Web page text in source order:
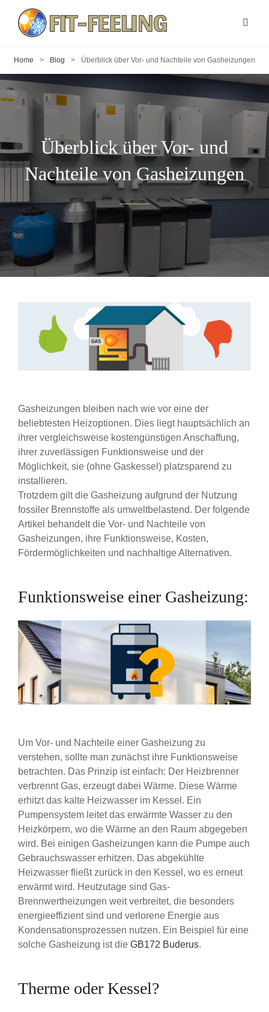
Home > Blog > Überblick über Vor- und Nachteile von Gasheizungen
Überblick über Vor- und
Nachteile von Gasheizungen
Gasheizungen bleiben nach wie vor eine der
beliebtesten Heizoptionen. Dies liegt hauptsächlich an
ihrer vergleichsweise kostengünstigen Anschaffung,
ihrer zuverlässigen Funktionsweise und der
Möglichkeit, sie (ohne Gaskessel) platzsparend zu
installieren.
Trotzdem gilt die Gasheizung aufgrund der Nutzung
fossiler Brennstoffe als umweltbelastend. Der folgende
Artikel behandelt die Vor- und Nachteile von
Gasheizungen, ihre Funktionsweise, Kosten,
Fördermöglichkeiten und nachhaltige Alternativen.
Funktionsweise einer Gasheizung:
Um Vor- und Nachteile einer Gasheizung zu
verstehen, sollte man zunächst ihre Funktionsweise
betrachten. Das Prinzip ist einfach: Der Heizbrenner
verbrennt Gas, erzeugt dabei Wärme. Diese Wärme
erhitzt das kalte Heizwasser im Kessel. Ein
Pumpensystem leitet das erwärmte Wasser zu den
Heizkörpern, wo die Wärme an den Raum abgegeben
wird. Bei einigen Gasheizungen kann die Pumpe auch
Gebrauchswasser erhitzen. Das abgekühlte
Heizwasser fließt zurück in den Kessel, wo es erneut
erwärmt wird. Heutzutage sind Gas-
Brennwertheizungen weit verbreitet, die besonders
energieeffizient sind und verlorene Energie aus
Kondensationsprozessen nutzen. Ein Beispiel für eine
solche Gasheizung ist die GB172 Buderus.
Therme oder Kessel?